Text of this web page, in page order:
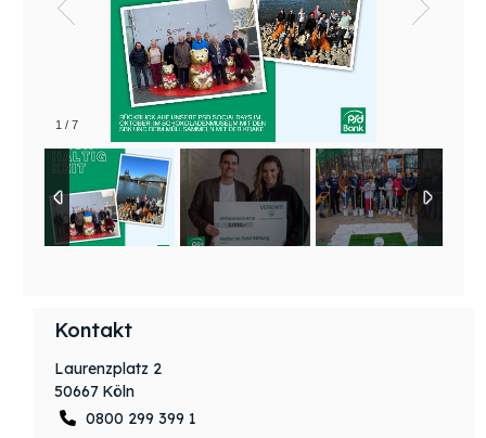
1 / 7
Kontakt
Laurenzplatz 2
50667 Köln
0800 299 399 1